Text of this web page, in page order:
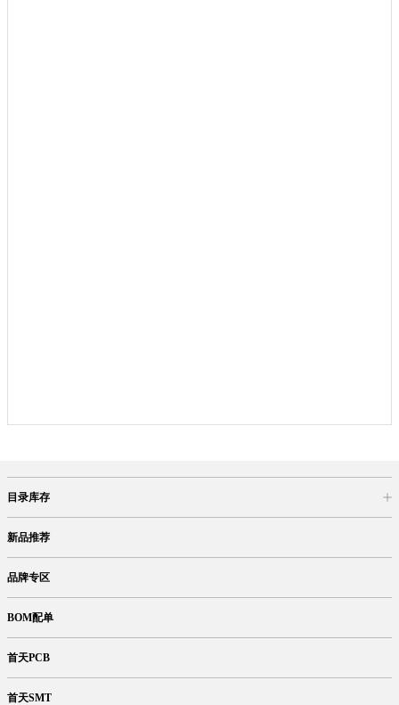
目录库存
新品推荐
品牌专区
BOM配单
首天PCB
首天SMT